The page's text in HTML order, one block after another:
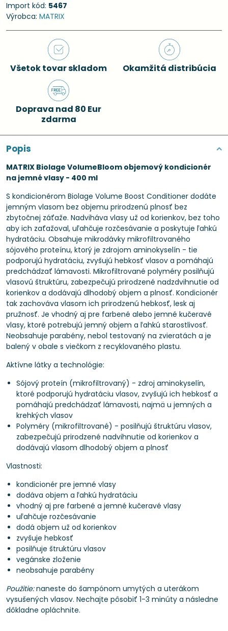
Import kód: 5467
Výrobca: MATRIX
Všetok tovar skladom Okamžitá distribúcia
Doprava nad 80 Eur
zdarma
Popis
MATRIX Biolage VolumeBloom objemový kondicionér
na jemné vlasy - 400 ml
S kondicionérom Biolage Volume Boost Conditioner dodáte
jemným vlasom bez objemu prirodzenú plnosť bez
zbytočnej záťaže. Nadviháva vlasy už od korienkov, bez toho
aby ich zaťažoval, uľahčuje rozčesávanie a poskytuje ľahkú
hydratáciu. Obsahuje mikrodávky mikrofiltrovaného
sójového proteínu, ktorý je zdrojom aminokyselín - tie
podporujú hydratáciu, zvyšujú hebkosť vlasov a pomáhajú
predchádzať lámavosti. Mikrofiltrované polyméry posilňujú
vlasovú štruktúru, zabezpečujú prirodzené nadzdvihnutie od
korienkov a dodávajú dlhodobý objem a plnosť. Kondicionér
tak zachováva vlasom ich prirodzenú hebkosť, lesk aj
pružnosť. Je vhodný aj pre farbené alebo jemné kučeravé
vlasy, ktoré potrebujú jemný objem a ľahkú starostlivosť.
Neobsahuje parabény, nebol testovaný na zvieratách a je
balený v obale s viečkom z recyklovaného plastu.
Aktívne látky a technológie:
Sójový proteín (mikrofiltrovaný) - zdroj aminokyselín,
ktoré podporujú hydratáciu vlasov, zvyšujú ich hebkosť a
pomáhajú predchádzať lámavosti, najmä u jemných a
krehkých vlasov
Polyméry (mikrofiltrované) - posilňujú štruktúru vlasov,
zabezpečujú prirodzené nadvihnutie od korienkov a
dodávajú vlasom dlhodobý objem a plnosť
Vlastnosti:
kondicionér pre jemné vlasy
dodáva objem a ľahkú hydratáciu
vhodný aj pre farbené a jemné kučeravé vlasy
uľahčuje rozčesávanie
dodá objem už od korienkov
zvyšuje hebkosť
posilňuje štruktúru vlasov
vegánske zloženie
neobsahuje parabény
Použitie:naneste do šampónom umytých a uterákom
vysušených vlasov. Nechajte pôsobiť 1-3 minúty a následne
dôkladne opláchnite.